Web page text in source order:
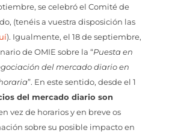
se celebró el Comité de
(tenéis a vuestra disposición las
). Igualmente, el 18 de septiembre,
de OMIE sobre la “Puesta en
del mercado diario en
”. En este sentido, desde el 1
del mercado diario son
vez de horarios y en breve os
sobre su posible impacto en